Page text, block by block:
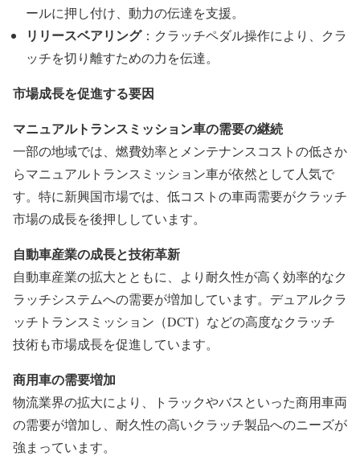
ールに押し付け、動力の伝達を支援。
リリースベアリング：クラッチペダル操作により、クラ
ッチを切り離すための力を伝達。
市場成長を促進する要因
マニュアルトランスミッション車の需要の継続
一部の地域では、燃費効率とメンテナンスコストの低さか
らマニュアルトランスミッション車が依然として人気で
す。特に新興国市場では、低コストの車両需要がクラッチ
市場の成長を後押ししています。
自動車産業の成長と技術革新
自動車産業の拡大とともに、より耐久性が高く効率的なク
ラッチシステムへの需要が増加しています。デュアルクラ
ッチトランスミッション（DCT）などの高度なクラッチ
技術も市場成長を促進しています。
商用車の需要増加
物流業界の拡大により、トラックやバスといった商用車両
の需要が増加し、耐久性の高いクラッチ製品へのニーズが
強まっています。